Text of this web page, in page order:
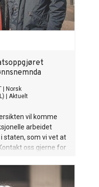
Norsk
Aktuelt
vil komme
arbeidet
staten, som vi vet at
oss gjerne for